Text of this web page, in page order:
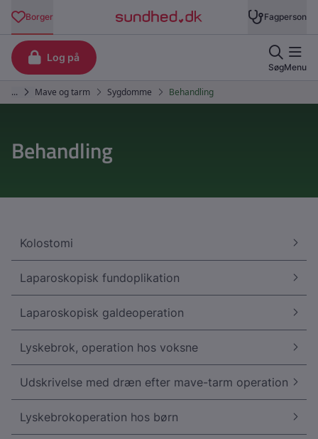
Behandling
Kolostomi
Laparoskopisk fundoplikation
Laparoskopisk galdeoperation
Lyskebrok, operation hos voksne
Udskrivelse med dræn efter mave-tarm operation
Lyskebrokoperation hos børn